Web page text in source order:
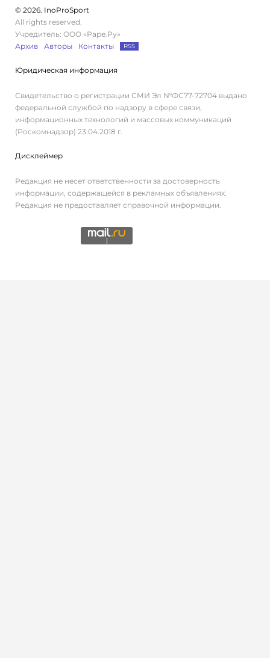
© 2026. InoProSport
All rights reserved.
Учредитель: ООО «Раре.Ру»
Архив
Авторы Контакты RSS
Юридическая информация
Свидетельство о регистрации СМИ Эл №ФС77-72704 выдано
федеральной службой по надзору в сфере связи,
информационных технологий и массовых коммуникаций
(Роскомнадзор) 23.04.2018 г.
Дисклеймер
Редакция не несет ответственности за достоверность
информации, содержащейся в рекламных объявлениях.
Редакция не предоставляет справочной информации.